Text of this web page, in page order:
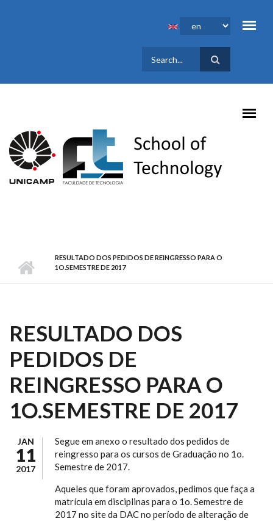
SEARCH
FORM
RESULTADO DOS PEDIDOS DE REINGRESSO PARA O
1O.SEMESTRE DE 2017
RESULTADO DOS
PEDIDOS DE
REINGRESSO PARA O
1O.SEMESTRE DE 2017
JAN
11
2017
Segue em anexo o resultado dos pedidos de
reingresso para os cursos de Graduação no 1o.
Semestre de 2017.
Aqueles que foram aprovados, pedimos que faça a
matrícula em disciplinas para o 1o. Semestre de
2017 no site da DAC no período de alteração de